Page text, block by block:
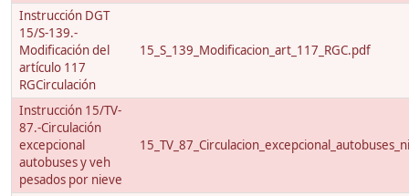
Instrucción DGT
15/S-139.-
Modificación del
artículo 117
RGCirculación
15_S_139_Modificacion_art_117_RGC.pdf
Instrucción 15/TV-
87.-Circulación
excepcional
autobuses y veh
pesados por nieve